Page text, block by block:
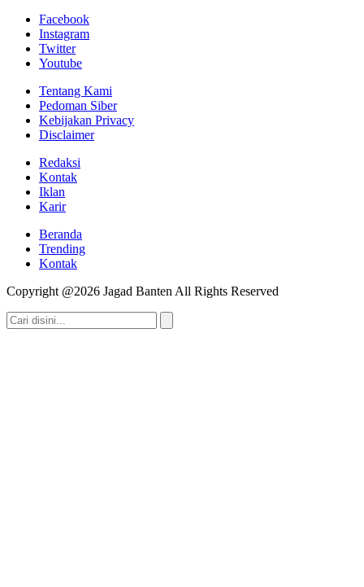
Facebook
Instagram
Twitter
Youtube
Tentang Kami
Pedoman Siber
Kebijakan Privacy
Disclaimer
Redaksi
Kontak
Iklan
Karir
Beranda
Trending
Kontak
Copyright @2026 Jagad Banten All Rights Reserved